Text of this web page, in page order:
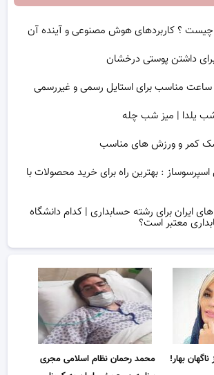
؟ کاربردهای هوش مصنوعی و آینده آن
ساعت مناسب برای استایل رسمی و غیررسمی
شب یلدا | میز شب چله
کمر و ورزش های مناسب
: بهترین راه برای خرید محصولات با
ایران برای رشته حسابداری | کدام دانشگاه
معتبر است؟
بهار!
محمد رحمان نظام‌ اسلامی مجری